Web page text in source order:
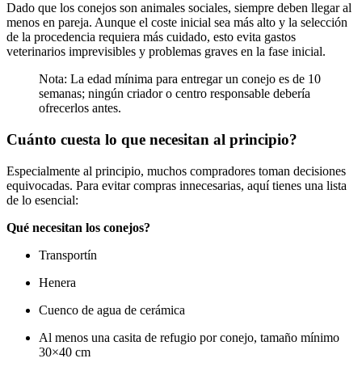
Dado que los conejos son animales sociales, siempre deben llegar al
menos en pareja. Aunque el coste inicial sea más alto y la selección
de la procedencia requiera más cuidado, esto evita gastos
veterinarios imprevisibles y problemas graves en la fase inicial.
Nota: La edad mínima para entregar un conejo es de 10
semanas; ningún criador o centro responsable debería
ofrecerlos antes.
Cuánto cuesta lo que necesitan al principio?
Especialmente al principio, muchos compradores toman decisiones
equivocadas. Para evitar compras innecesarias, aquí tienes una lista
de lo esencial:
Qué necesitan los conejos?
Transportín
Henera
Cuenco de agua de cerámica
Al menos una casita de refugio por conejo, tamaño mínimo
30×40 cm